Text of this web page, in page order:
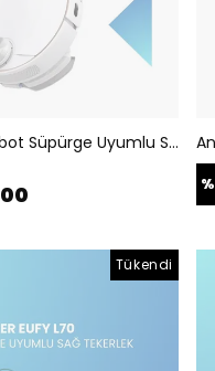
Anker Eufy L70 Robot Süpürge Uyumlu Sol Tekerlek T2190
%
Tükendi